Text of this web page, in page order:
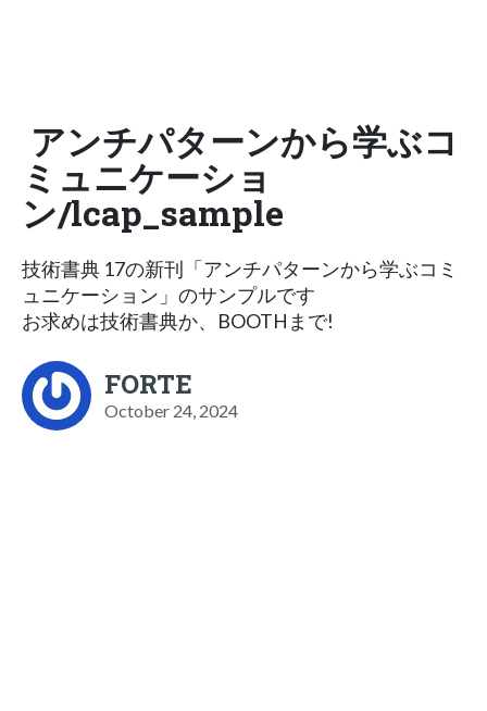
アンチパターンから学ぶコ
ミュニケーショ
ン/lcap_sample
技術書典 17の新刊「アンチパターンから学ぶコミ
ュニケーション」のサンプルです
お求めは技術書典か、BOOTHまで!
FORTE
October 24, 2024